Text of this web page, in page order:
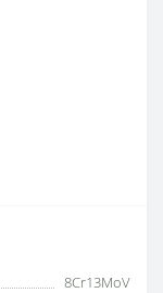
8Cr13MoV